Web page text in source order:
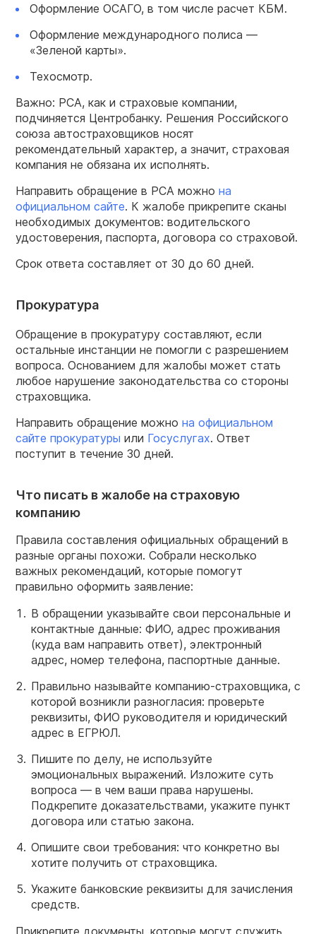
Оформление ОСАГО, в том числе расчет КБМ.
Оформление международного полиса —
«Зеленой карты».
Техосмотр.
Важно: РСА, как и страховые компании,
подчиняется Центробанку. Решения Российского
союза автостраховщиков носят
рекомендательный характер, а значит, страховая
компания не обязана их исполнять.
Направить обращение в РСА можно на
официальном сайте. К жалобе прикрепите сканы
необходимых документов: водительского
удостоверения, паспорта, договора со страховой.
Срок ответа составляет от 30 до 60 дней.
Прокуратура
Обращение в прокуратуру составляют, если
остальные инстанции не помогли с разрешением
вопроса. Основанием для жалобы может стать
любое нарушение законодательства со стороны
страховщика.
Направить обращение можно на официальном
сайте прокуратуры или Госуслугах. Ответ
поступит в течение 30 дней.
Что писать в жалобе на страховую
компанию
Правила составления официальных обращений в
разные органы похожи. Собрали несколько
важных рекомендаций, которые помогут
правильно оформить заявление:
В обращении указывайте свои персональные и
контактные данные: ФИО, адрес проживания
(куда вам направить ответ), электронный
адрес, номер телефона, паспортные данные.
Правильно называйте компанию-страховщика, с
которой возникли разногласия: проверьте
реквизиты, ФИО руководителя и юридический
адрес в ЕГРЮЛ.
Пишите по делу, не используйте
эмоциональных выражений. Изложите суть
вопроса — в чем ваши права нарушены.
Подкрепите доказательствами, укажите пункт
договора или статью закона.
Опишите свои требования: что конкретно вы
хотите получить от страховщика.
Укажите банковские реквизиты для зачисления
средств.
Прикрепите документы, которые могут служить